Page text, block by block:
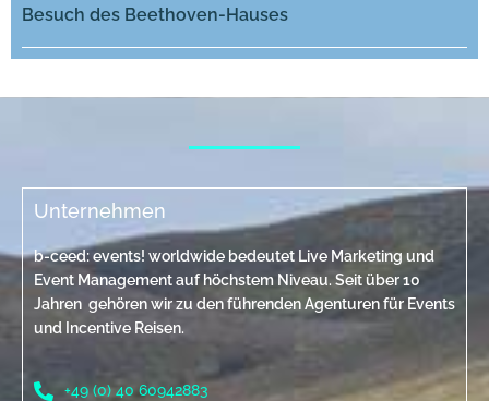
Besuch des Beethoven-Hauses
Unternehmen
b-ceed: events! worldwide bedeutet Live Marketing und
Event Management auf höchstem Niveau. Seit über 10
Jahren gehören wir zu den führenden Agenturen für Events
und Incentive Reisen.
+49 (0) 40 60942883